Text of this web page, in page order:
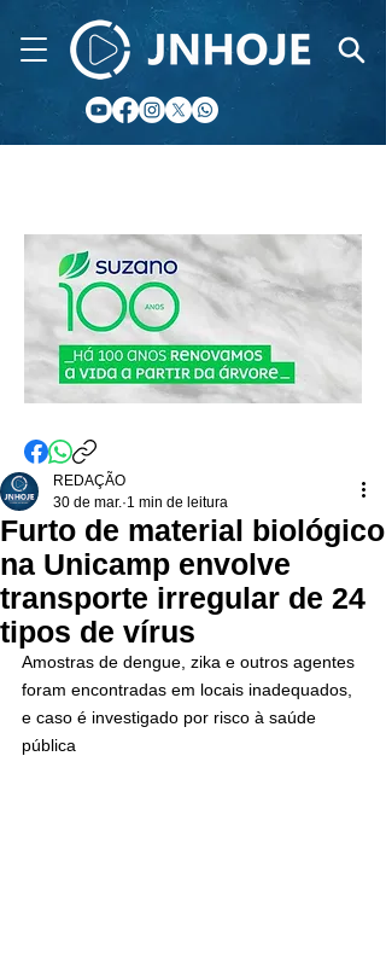
Furto de material biológico
na Unicamp envolve
transporte irregular de 24
tipos de vírus
REDAÇÃO
30 de mar. 1 min de leitura
Amostras de dengue, zika e outros agentes
foram encontradas em locais inadequados,
e caso é investigado por risco à saúde
pública